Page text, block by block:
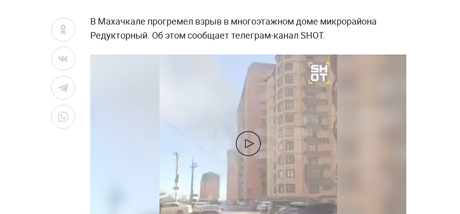
В Махачкале прогремел взрыв в многоэтажном доме микрорайона
Редукторный. Об этом сообщает телеграм-канал SHOT.